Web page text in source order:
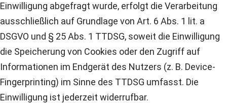
Einwilligung abgefragt wurde, erfolgt die Verarbeitung
ausschließlich auf Grundlage von Art. 6 Abs. 1 lit. a
DSGVO und § 25 Abs. 1 TTDSG, soweit die Einwilligung
die Speicherung von Cookies oder den Zugriff auf
Informationen im Endgerät des Nutzers (z. B. Device-
Fingerprinting) im Sinne des TTDSG umfasst. Die
Einwilligung ist jederzeit widerrufbar.